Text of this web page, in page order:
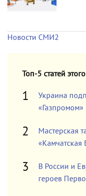
Новости СМИ2
Топ-5 статей
Украина
«Газпромом»
Мастерская
«Камчатская
В России и
героев